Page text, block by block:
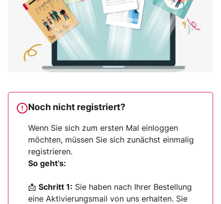
Noch nicht registriert?
Wenn Sie sich zum ersten Mal einloggen
möchten, müssen Sie sich zunächst einmalig
registrieren.
So geht’s:
📩 Schritt 1: Sie haben nach Ihrer Bestellung
eine Aktivierungsmail von uns erhalten. Sie